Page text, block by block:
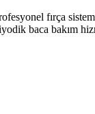
fırça
baca bakım